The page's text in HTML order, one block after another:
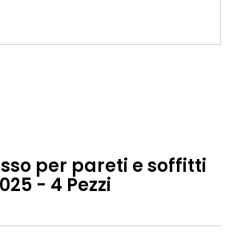
per pareti e soffitti
- 4 Pezzi